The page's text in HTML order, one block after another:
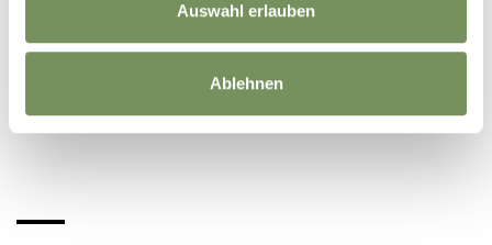
Auswahl erlauben
Ablehnen
©OpenStreetMapcontributors